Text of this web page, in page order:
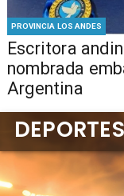
PROVINCIA LOS ANDES
Escritora
nombrada
Argentina
DEPORTES